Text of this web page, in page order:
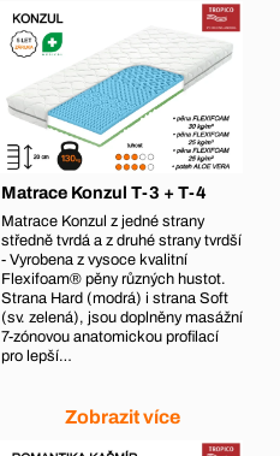
Matrace Konzul T-3 + T-4
Matrace Konzul z jedné strany
středně tvrdá a z druhé strany tvrdší
- Vyrobena z vysoce kvalitní
Flexifoam® pěny různých hustot.
Strana Hard (modrá) i strana Soft
(sv. zelená), jsou doplněny masážní
7-zónovou anatomickou profilací
pro lepší…
Zobrazit více